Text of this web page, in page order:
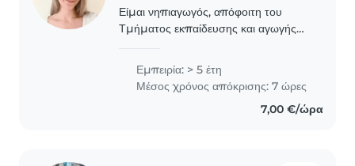
Είμαι νηπιαγωγός, απόφοιτη του
Τμήματος εκπαίδευσης και αγωγής
δημιουργία, αγάπη για τα παιδιά και
αστείρευτη φαντασία...
Εμπειρία: > 5 έτη
Μέσος χρόνος απόκρισης: 7 ώρες
7,00 €/ώρα